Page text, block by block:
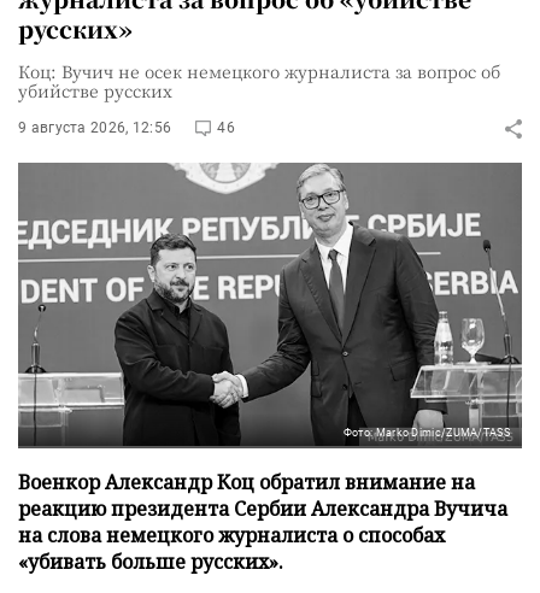
русских»
Коц: Вучич не осек немецкого журналиста за вопрос об
убийстве русских
9 августа 2026, 12:56 46
Фото: Marko Dimic/ZUMA/TASS
Военкор Александр Коц обратил внимание на
реакцию президента Сербии Александра Вучича
на слова немецкого журналиста о способах
«убивать больше русских».